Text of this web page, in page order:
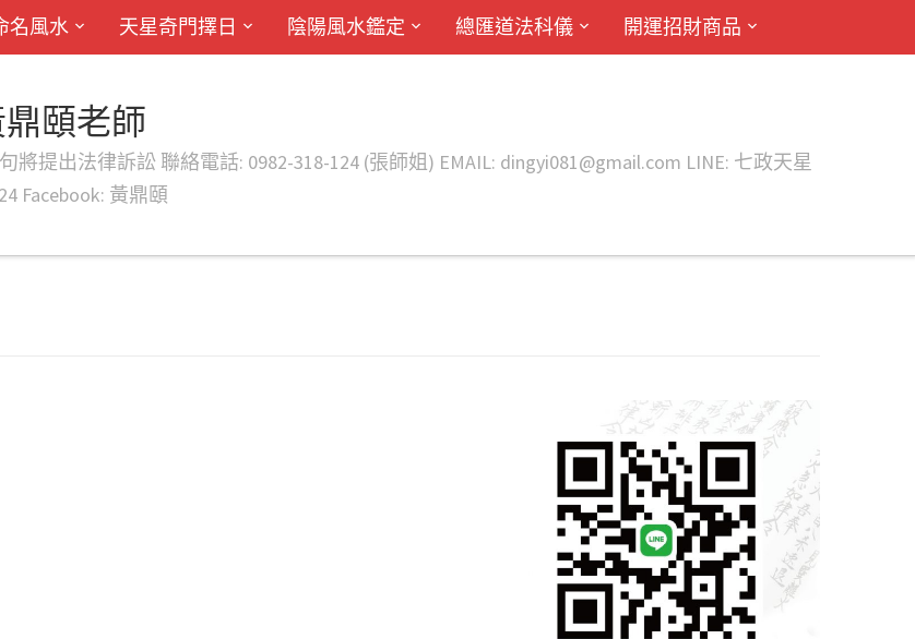
名風水 天星奇門擇日 陰陽風水鑑定 總匯道法科儀 開運招財商品
頤老師
提出法律訴訟 聯絡電話: 0982-318-124 (張師姐) EMAIL: dingyi081@gmail.com LINE: 七政天星
Facebook: 黃鼎頤